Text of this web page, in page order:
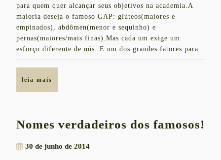
das
para quem quer alcançar seus objetivos na academia.A
maioria deseja o famoso GAP: glúteos(maiores e
empinados), abdômen(menor e sequinho) e
pernas(maiores/mais finas).Mas cada um exige um
esforço diferente de nós. E um dos grandes fatores para
leia mais
Nomes verdadeiros dos famosos!
30 de junho de 201430